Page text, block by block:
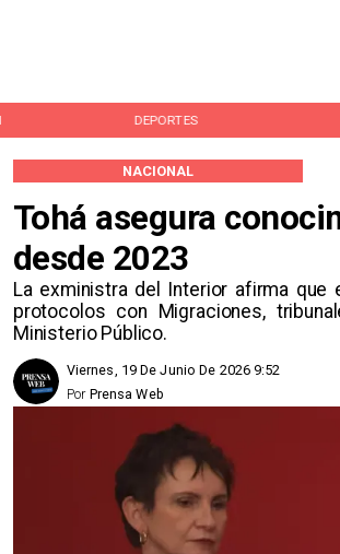
DEPORTES
Tohá asegura
desde 2023
La exministra del Interior afirma
protocolos con Migraciones,
Ministerio Público.
NACIONAL
Viernes, 19 De Junio De 2026 9:52
Prensa Web
Por